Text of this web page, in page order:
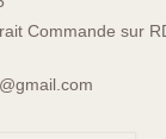
Commande sur